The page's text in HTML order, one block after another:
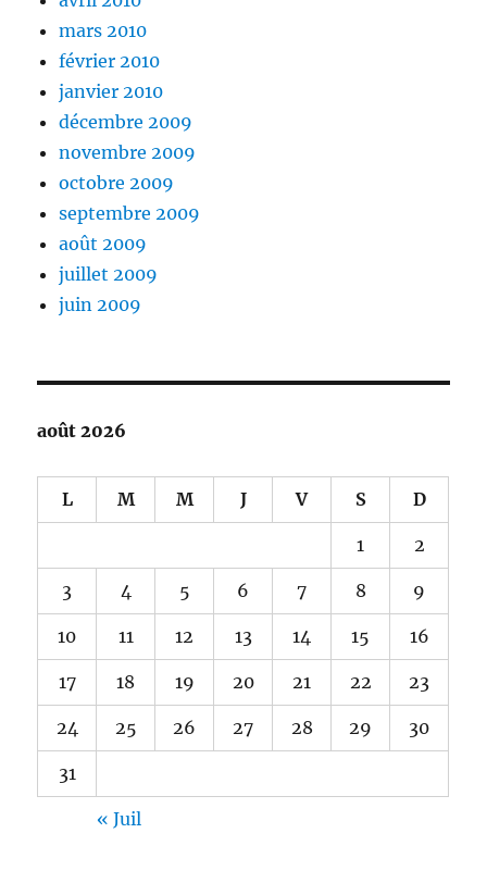
mars 2010
février 2010
janvier 2010
décembre 2009
novembre 2009
octobre 2009
septembre 2009
août 2009
juillet 2009
juin 2009
août 2026
L M M J V S D
1 2
3 4 5 6 7 8 9
10 11 12 13 14 15 16
17 18 19 20 21 22 23
24 25 26 27 28 29 30
31
« Juil